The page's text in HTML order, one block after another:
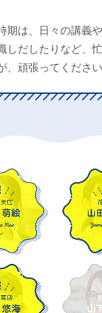
期は、日々の講義
しだしたりなど、
、頑張ってください